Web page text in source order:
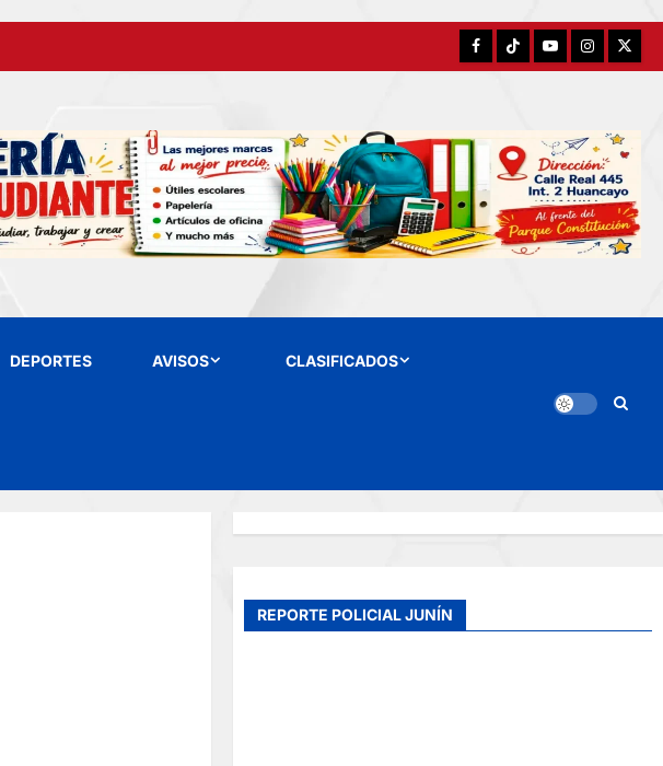
FacebookTikTokYouTubeInstagram
X
DEPORTES AVISOS CLASIFICADOS
REPORTE POLICIAL JUNÍN